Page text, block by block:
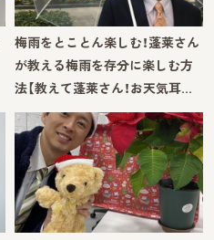
梅雨をとことん楽しむ！蓬莱さん
が教える梅雨を存分に楽しむ方
法【教えて蓬莱さん！お天気耳…